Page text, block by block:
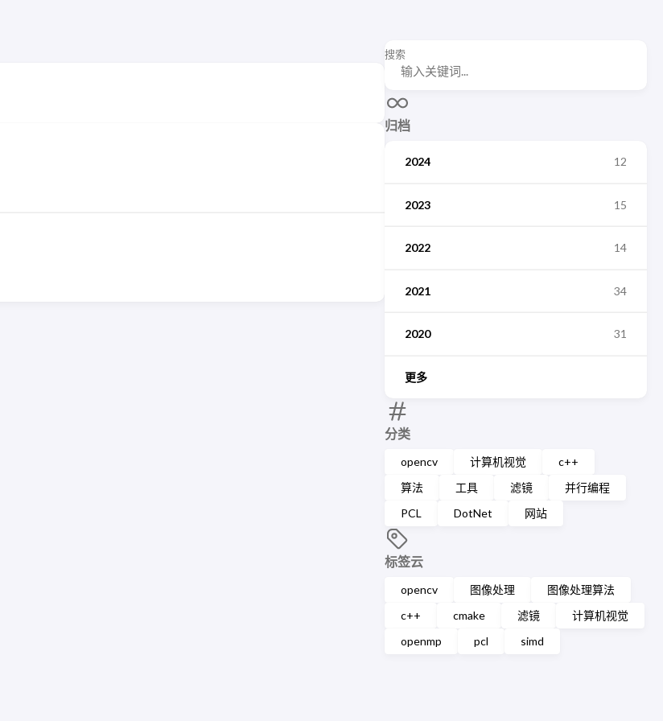
搜索
归档
2024 12
2023 15
2022 14
2021 34
2020 31
更多
分类
opencv 计算机视觉
c++
算法
工具 滤镜
并行编程
PCL
DotNet 网站
标签云
opencv 图像处理
图像处理算法
c++
cmake 滤镜
计算机视觉
openmp
pcl simd